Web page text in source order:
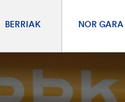
BERRIAK NOR GARA